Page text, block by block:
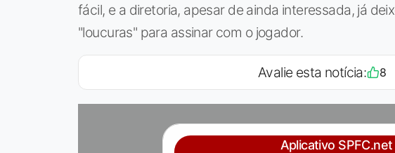
fácil, e a diretoria, apesar de ainda interessada, já
"loucuras" para assinar com o jogador.
Avalie esta notícia: 8
Aplicativo SPFC.net